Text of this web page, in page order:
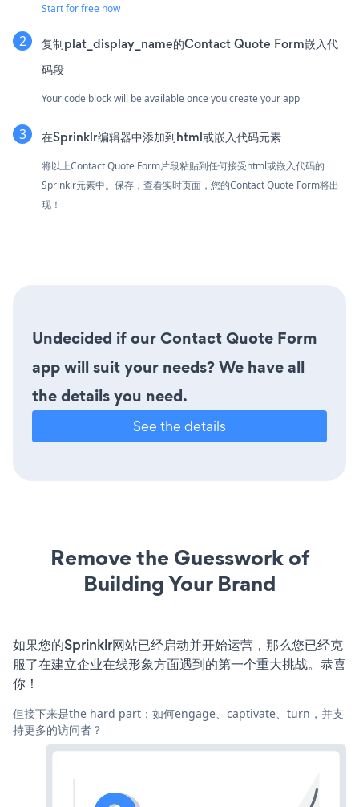
Start for free now
复制plat_display_name的Contact Quote Form嵌入代
码段
Your code block will be available once you create your app
在Sprinklr编辑器中添加到html或嵌入代码元素
将以上Contact Quote Form片段粘贴到任何接受html或嵌入代码的
Sprinklr元素中。保存，查看实时页面，您的Contact Quote Form将出
现！
Undecided if our Contact Quote Form
app will suit your needs? We have all
the details you need.
See the details
Remove the Guesswork of
Building Your Brand
如果您的Sprinklr网站已经启动并开始运营，那么您已经克
服了在建立企业在线形象方面遇到的第一个重大挑战。恭喜
你！
但接下来是the hard part：如何engage、captivate、turn，并支
持更多的访问者？